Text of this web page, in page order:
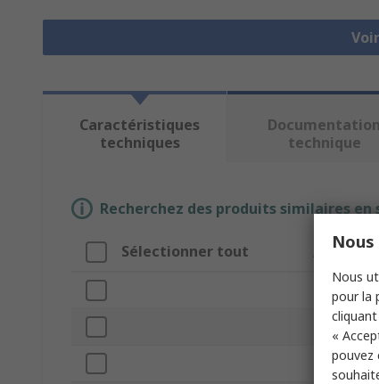
Caractéristiques
techniques
Documentation
technique
Recherchez des produits similaires
Sélectionner tout Attribut
Marque
Type de
Type
Nous
pour la
«
pouvez